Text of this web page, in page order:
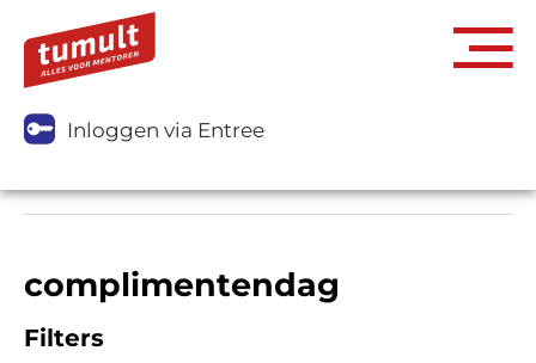
Inloggen via Entree
complimentendag
Filters